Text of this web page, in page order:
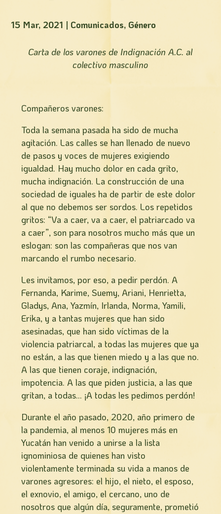
15 Mar, 2021 | Comunicados, Género
Carta de los varones de Indignación A.C. al
colectivo masculino
Compañeros varones:
Toda la semana pasada ha sido de mucha
agitación. Las calles se han llenado de nuevo
de pasos y voces de mujeres exigiendo
igualdad. Hay mucho dolor en cada grito,
mucha indignación. La construcción de una
sociedad de iguales ha de partir de este dolor
al que no debemos ser sordos. Los repetidos
gritos: “Va a caer, va a caer, el patriarcado va
a caer”, son para nosotros mucho más que un
eslogan: son las compañeras que nos van
marcando el rumbo necesario.
Les invitamos, por eso, a pedir perdón. A
Fernanda, Karime, Suemy, Ariani, Henrietta,
Gladys, Ana, Yazmín, Irlanda, Norma, Yamili,
Erika, y a tantas mujeres que han sido
asesinadas, que han sido víctimas de la
violencia patriarcal, a todas las mujeres que ya
no están, a las que tienen miedo y a las que no.
A las que tienen coraje, indignación,
impotencia. A las que piden justicia, a las que
gritan, a todas… ¡A todas les pedimos perdón!
Durante el año pasado, 2020, año primero de
la pandemia, al menos 10 mujeres más en
Yucatán han venido a unirse a la lista
ignominiosa de quienes han visto
violentamente terminada su vida a manos de
varones agresores: el hijo, el nieto, el esposo,
el exnovio, el amigo, el cercano, uno de
nosotros que algún día, seguramente, prometió